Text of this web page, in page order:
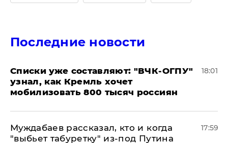
Последние новости
Списки уже составляют: "ВЧК-ОГПУ"
узнал, как Кремль хочет
мобилизовать 800 тысяч россиян
18:01
Муждабаев рассказал, кто и когда
"выбьет табуретку" из-под Путина
17:59